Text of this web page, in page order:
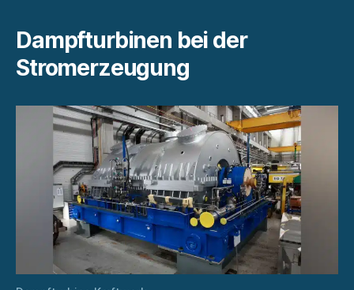
Dampfturbinen bei der
Stromerzeugung